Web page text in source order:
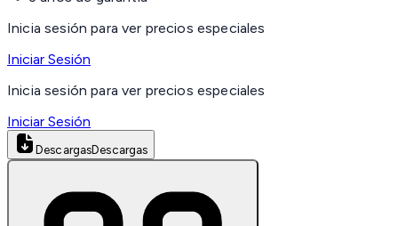
Inicia sesión para ver precios especiales
Iniciar Sesión
Inicia sesión para ver precios especiales
Iniciar Sesión
DescargasDescargas